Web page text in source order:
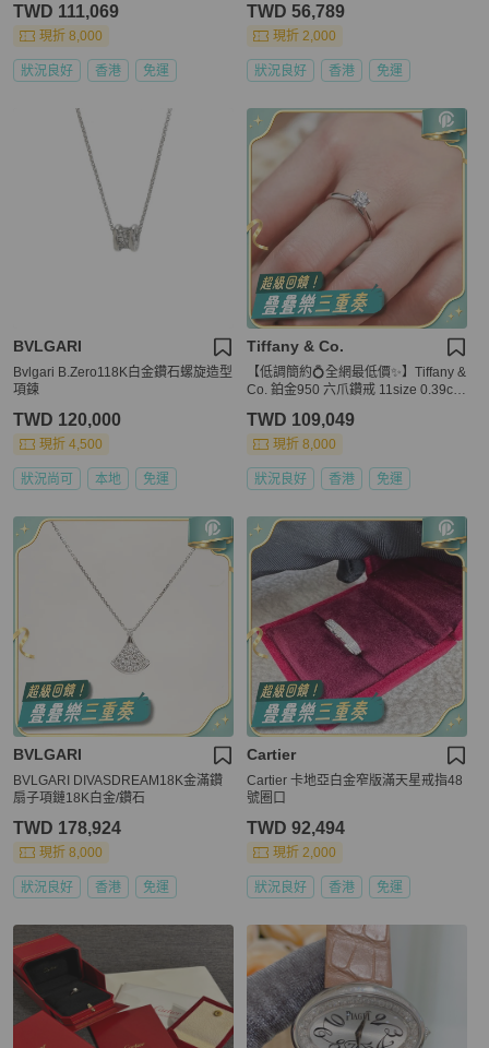
TWD 111,069
現折 8,000
狀況良好 香港 免運
TWD 56,789
現折 2,000
狀況良好 香港 免運
BVLGARI
Bvlgari B.Zero118K白金鑽石螺旋造型
項鍊
TWD 120,000
現折 4,500
狀況尚可 本地 免運
Tiffany & Co.
【低調簡約💍全網最低價✨】Tiffany &
Co. 鉑金950 六爪鑽戒 11size 0.39ct
TWD 109,049
現折 8,000
狀況良好 香港 免運
BVLGARI
BVLGARI DIVASDREAM18K金滿鑽
扇子項鏈18K白金/鑽石
TWD 178,924
現折 8,000
狀況良好 香港 免運
Cartier
Cartier 卡地亞白金窄版滿天星戒指48
號圈口
TWD 92,494
現折 2,000
狀況良好 香港 免運